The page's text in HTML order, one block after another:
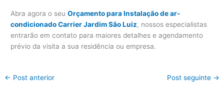
Abra agora o seuOrçamento para Instalação de ar-
condicionado Carrier Jardim São Luiz, nossos especialistas
entrarão em contato para maiores detalhes e agendamento
prévio da visita a sua residência ou empresa.
← Post anterior Post seguinte →